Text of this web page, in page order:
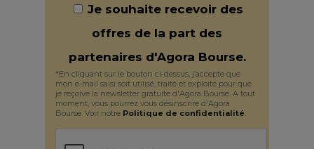
Je souhaite recevoir des
offres de la part des
partenaires d'Agora Bourse.
*En cliquant sur le bouton ci-dessus, j’accepte que
mon e-mail saisi soit utilisé, traité et exploité pour que
je reçoive la newsletter gratuite d'Agora Bourse. A tout
moment, vous pourrez vous désinscrire d'Agora
Bourse. Voir notre Politique de confidentialité.